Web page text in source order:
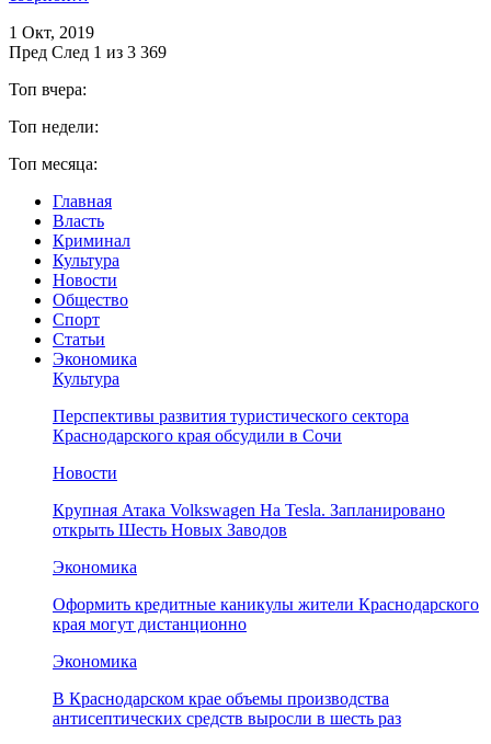
1 Окт, 2019
Пред След 1 из 3 369
Топ вчера:
Топ недели:
Топ месяца:
Главная
Власть
Криминал
Культура
Новости
Общество
Спорт
Статьи
Экономика
Культура
Перспективы развития туристического сектора
Краснодарского края обсудили в Сочи
Новости
Крупная Атака Volkswagen На Tesla. Запланировано
открыть Шесть Новых Заводов
Экономика
Оформить кредитные каникулы жители Краснодарского
края могут дистанционно
Экономика
В Краснодарском крае объемы производства
антисептических средств выросли в шесть раз